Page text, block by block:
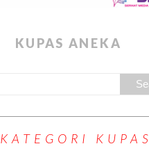
KUPAS ANEKA
KATEGORI KUPAS